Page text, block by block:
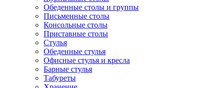
Обеденные столы и группы
Письменные столы
Консольные столы
Приставные столы
Стулья
Обеденные стулья
Офисные стулья и кресла
Барные стулья
Табуреты